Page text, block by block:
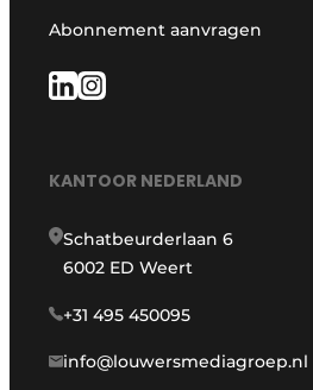
Abonnement aanvragen
KANTOOR NEDERLAND
Schatbeurderlaan 6
6002 ED Weert
+31 495 450095
info@louwersmediagroep.nl